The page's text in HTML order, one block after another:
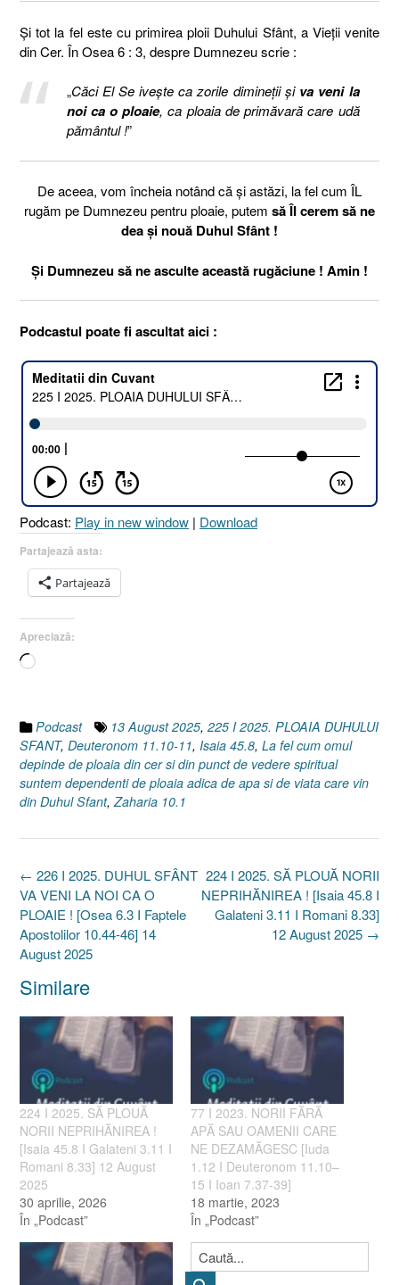
Și tot la fel este cu primirea ploii Duhului Sfânt, a Vieții venite
din Cer. În Osea 6 : 3, despre Dumnezeu scrie :
„Căci El Se iveşte ca zorile dimineţii şi va veni la
noi ca o ploaie, ca ploaia de primăvară care udă
pământul !”
De aceea, vom încheia notând că și astăzi, la fel cum ÎL
rugăm pe Dumnezeu pentru ploaie, putem să ÎI cerem să ne
dea și nouă Duhul Sfânt !
Și Dumnezeu să ne asculte această rugăciune ! Amin !
Podcastul poate fi ascultat aici :
Podcast: Play in new window | Download
Partajează asta:
Partajează
Apreciază:
Încarc...
Podcast 13 August 2025, 225 I 2025. PLOAIA DUHULUI
SFANT, Deuteronom 11.10-11, Isaia 45.8, La fel cum omul
depinde de ploaia din cer si din punct de vedere spiritual
suntem dependenti de ploaia adica de apa si de viata care vin
din Duhul Sfant,Zaharia 10.1
Post
navigation
224 I 2025. SĂ PLOUĂ NORII
NEPRIHĂNIREA ! [Isaia 45.8 I
Galateni 3.11 I Romani 8.33]
12 August 2025 →
← 226 I 2025. DUHUL SFÂNT
VA VENI LA NOI CA O
PLOAIE ! [Osea 6.3 I Faptele
Apostolilor 10.44-46] 14
August 2025
Similare
224 I 2025. SĂ PLOUĂ
NORII NEPRIHĂNIREA !
[Isaia 45.8 I Galateni 3.11 I
Romani 8.33] 12 August
2025
30 aprilie, 2026
În „Podcast”
77 I 2023. NORII FĂRĂ
APĂ SAU OAMENII CARE
NE DEZAMĂGESC [Iuda
1.12 I Deuteronom 11.10–
15 I Ioan 7.37-39]
18 martie, 2023
În „Podcast”